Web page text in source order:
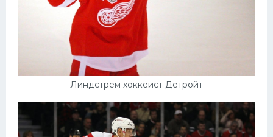
Линдстрем хоккеист Детройт